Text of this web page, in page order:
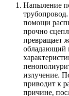
Напыление
помощи
прочно
превращает
обладающий
излучение.
приводит к
причине,